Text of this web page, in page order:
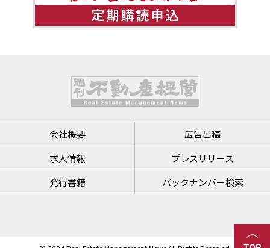
会社概要
広告出稿
求人情報
プレスリリース
発行書籍
バックナンバー検索